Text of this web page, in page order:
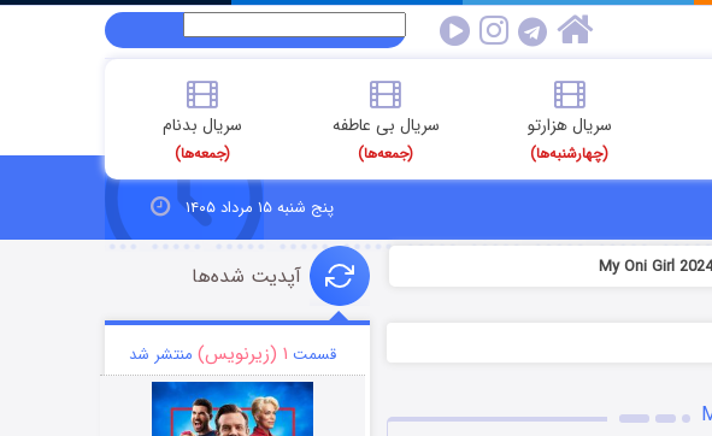
سریال هزارتو
(چهارشنبه‌ها)
سریال بی عاطفه
(جمعه‌ها)
سریال بدنام
(جمعه‌ها)
پنج شنبه ۱۵ مرداد ۱۴۰۵
آپدیت شده‌ها
قسمت ۱ (زیرنویس) منتشر شد